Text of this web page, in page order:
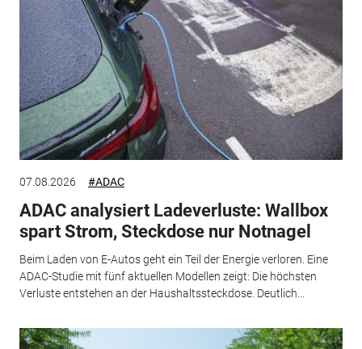
07.08.2026 #ADAC
ADAC analysiert Ladeverluste: Wallbox
spart Strom, Steckdose nur Notnagel
Beim Laden von E-Autos geht ein Teil der Energie verloren. Eine
ADAC-Studie mit fünf aktuellen Modellen zeigt: Die höchsten
Verluste entstehen an der Haushaltssteckdose. Deutlich...